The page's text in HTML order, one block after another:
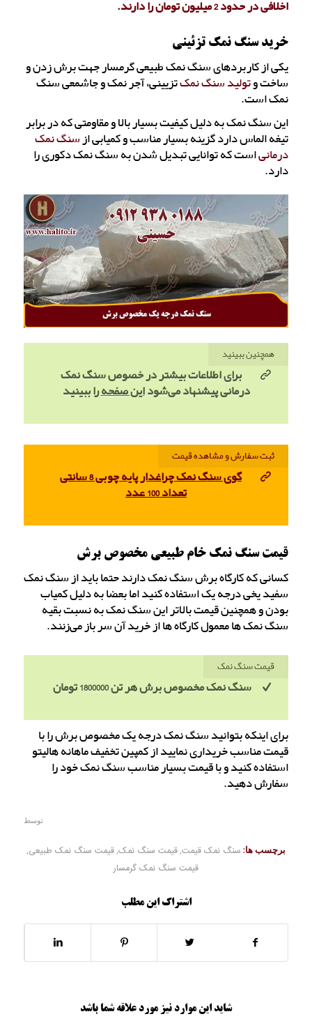
اخلافی در حدود 2 میلیون تومان را دارند.
خرید سنگ نمک تزئینی
یکی از کاربردهای سنگ نمک طبیعی گرمسار جهت برش زدن و
ساخت وتولید سنگ نمکتزیینی، آجر نمک و جاشمعی سنگ
نمک است.
این سنگ نمک به دلیل کیفیت بسیار بالا و مقاومتی که در برابر
تیغه الماس دارد گزینه بسیار مناسب و کمیابی ازسنگ نمک
درمانیاست که توانایی تبدیل شدن به سنگ نمک دکوری را
دارد.
همچنین ببینید
برای اطلاعات بیشتر در خصوص سنگ نمک
درمانی پیشنهاد می‌شوداین صفحهرا ببینید
ثبت سفارش و مشاهده قیمت
گوی سنگ نمک چراغدار پایه چوبی 8 سانتی
تعداد 100 عدد
قیمت سنگ نمک خام طبیعی مخصوص برش
کسانی که کارگاه برش سنگ نمک دارند حتما باید از سنگ نمک
سفید یخی درجه یک استفاده کنید اما بعضا به دلیل کمیاب
بودن و همچنین قیمت بالاتر این سنگ نمک به نسبت بقیه
سنگ نمک ها معمول کارگاه ها از خرید آن سر باز می‌زنند.
قیمت سنگ نمک
سنگ نمک مخصوص برش هر تن 1800000 تومان
برای اینکه بتوانید سنگ نمک درجه یک مخصوص برش را با
قیمت مناسب خریداری نمایید از کمپین تخفیف ماهانه هالیتو
استفاده کنید و با قیمت بسیار مناسب سنگ نمک خود را
سفارش دهید.
توسط
برچسب ها: سنگ نمک قیمت, قیمت سنگ نمک, قیمت سنگ نمک طبیعی,
قیمت سنگ نمک گرمسار
اشتراک این مطلب
شاید این موارد نیز مورد علاقه شما باشد